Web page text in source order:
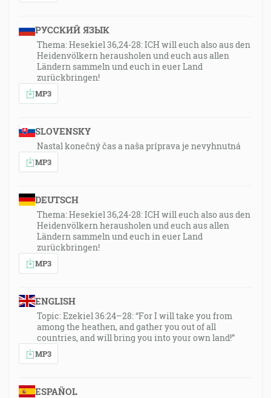
РУССКИЙ ЯЗЫК
Thema: Hesekiel 36,24-28: ICH will euch also aus den
Heidenvölkern herausholen und euch aus allen
Ländern sammeln und euch in euer Land
zurückbringen!
MP3
SLOVENSKY
Nastal konečný čas a naša príprava je nevyhnutná
MP3
DEUTSCH
Thema: Hesekiel 36,24-28: ICH will euch also aus den
Heidenvölkern herausholen und euch aus allen
Ländern sammeln und euch in euer Land
zurückbringen!
MP3
ENGLISH
Topic: Ezekiel 36:24–28: “For I will take you from
among the heathen, and gather you out of all
countries, and will bring you into your own land!”
MP3
ESPAÑOL